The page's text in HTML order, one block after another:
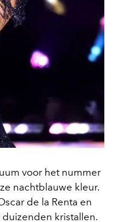
voor het nummer
nachtblauwe kleur.
de la Renta en
kristallen.